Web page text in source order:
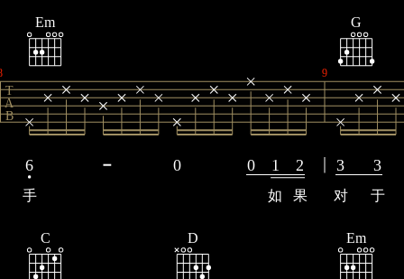
T
A
B
Em
6 0 0 1 2
手 如 果
9
G
3 3
对 于
C D Em